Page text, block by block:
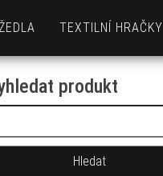
TEXTILNÍ HRAČKY
produkt